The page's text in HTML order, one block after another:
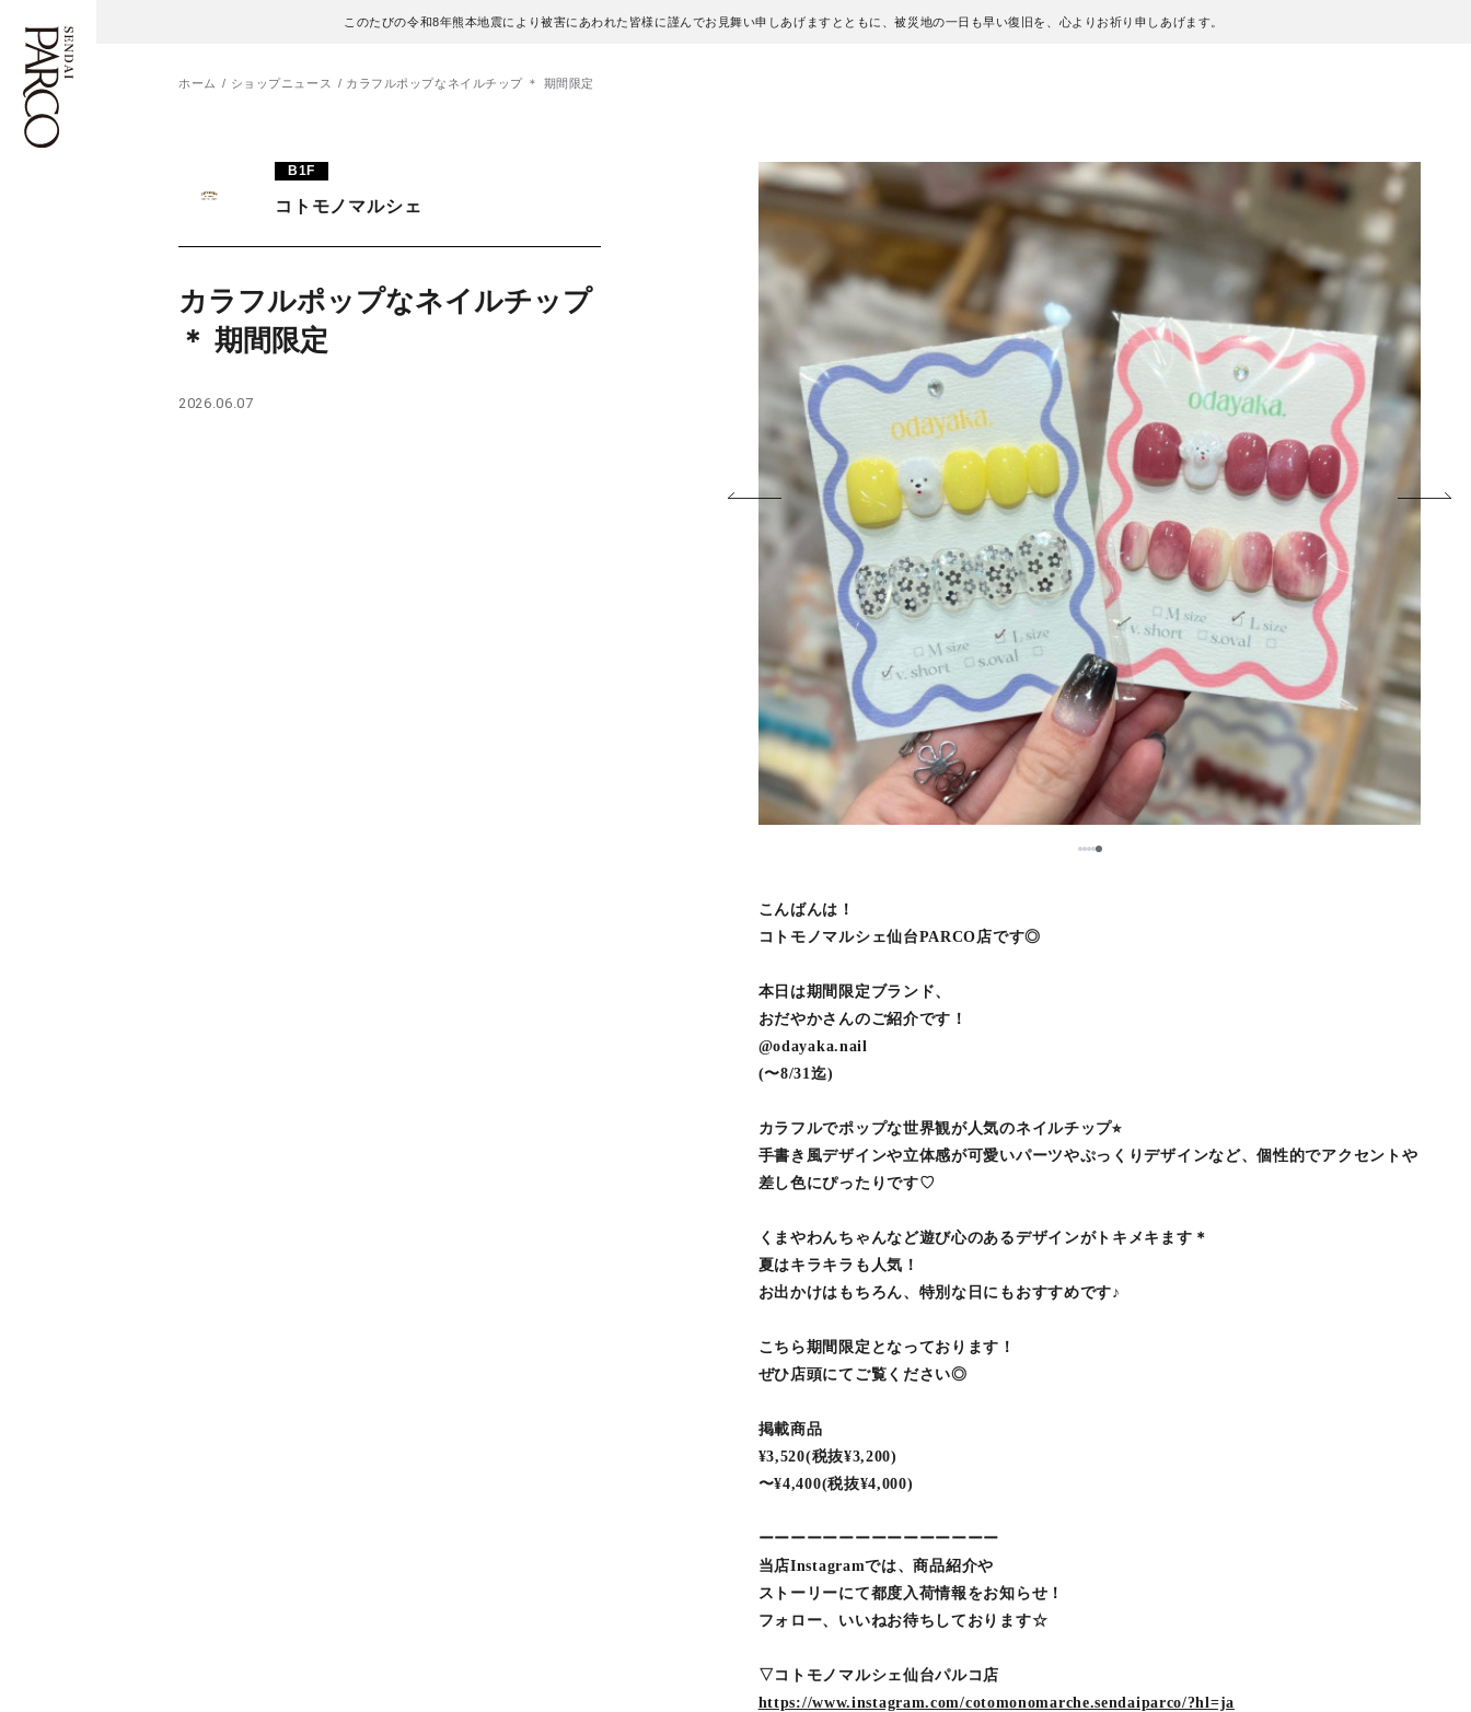
このたびの令和8年熊本地震により被害にあわれた皆様に謹んでお見舞い申しあげますとともに、被災地の一日も早い復旧を、心よりお祈り申しあげます。
施設案内・アクセス
ホーム ショップニュース カラフルポップなネイルチップ ＊ 期間限定
B1F
コトモノマルシェ
カラフルポップなネイルチップ
＊ 期間限定
2026.06.07
12345
こんばんは！
コトモノマルシェ仙台PARCO店です◎
本日は期間限定ブランド、
おだやかさんのご紹介です！
@odayaka.nail
(〜8/31迄)
カラフルでポップな世界観が人気のネイルチップ⭐︎
手書き風デザインや立体感が可愛いパーツやぷっくりデザインなど、個性的でアクセントや
差し色にぴったりです♡
くまやわんちゃんなど遊び心のあるデザインがトキメキます＊
夏はキラキラも人気！
お出かけはもちろん、特別な日にもおすすめです♪
こちら期間限定となっております！
ぜひ店頭にてご覧ください◎
掲載商品
¥3,520(税抜¥3,200)
〜¥4,400(税抜¥4,000)
ーーーーーーーーーーーーーーー
当店Instagramでは、商品紹介や
ストーリーにて都度入荷情報をお知らせ！
フォロー、いいねお待ちしております☆
▽コトモノマルシェ仙台パルコ店
https://www.instagram.com/cotomonomarche.sendaiparco/?hl=ja